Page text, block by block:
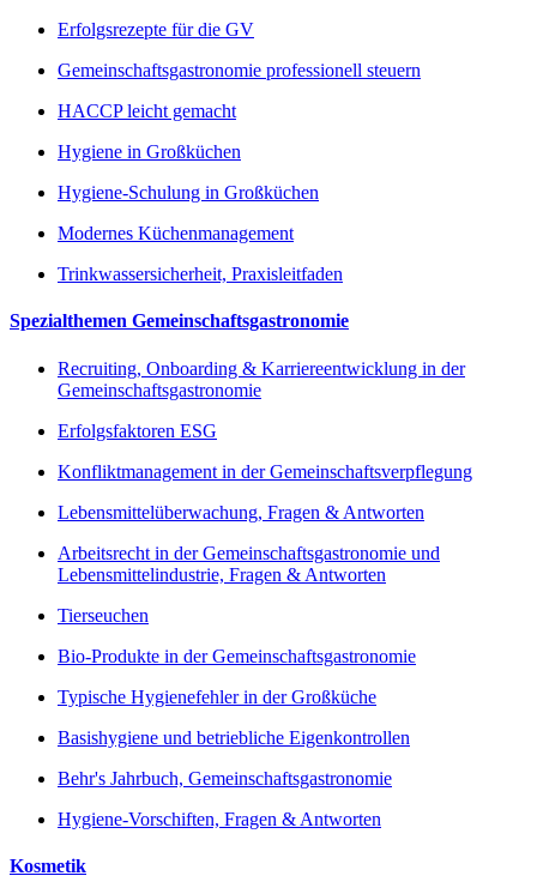
Erfolgsrezepte für die GV
Gemeinschaftsgastronomie professionell steuern
HACCP leicht gemacht
Hygiene in Großküchen
Hygiene-Schulung in Großküchen
Modernes Küchenmanagement
Trinkwassersicherheit, Praxisleitfaden
Spezialthemen Gemeinschaftsgastronomie
Recruiting, Onboarding & Karriereentwicklung in der
Gemeinschaftsgastronomie
Erfolgsfaktoren ESG
Konfliktmanagement in der Gemeinschaftsverpflegung
Lebensmittelüberwachung, Fragen & Antworten
Arbeitsrecht in der Gemeinschaftsgastronomie und
Lebensmittelindustrie, Fragen & Antworten
Tierseuchen
Bio-Produkte in der Gemeinschaftsgastronomie
Typische Hygienefehler in der Großküche
Basishygiene und betriebliche Eigenkontrollen
Behr's Jahrbuch, Gemeinschaftsgastronomie
Hygiene-Vorschiften, Fragen & Antworten
Kosmetik